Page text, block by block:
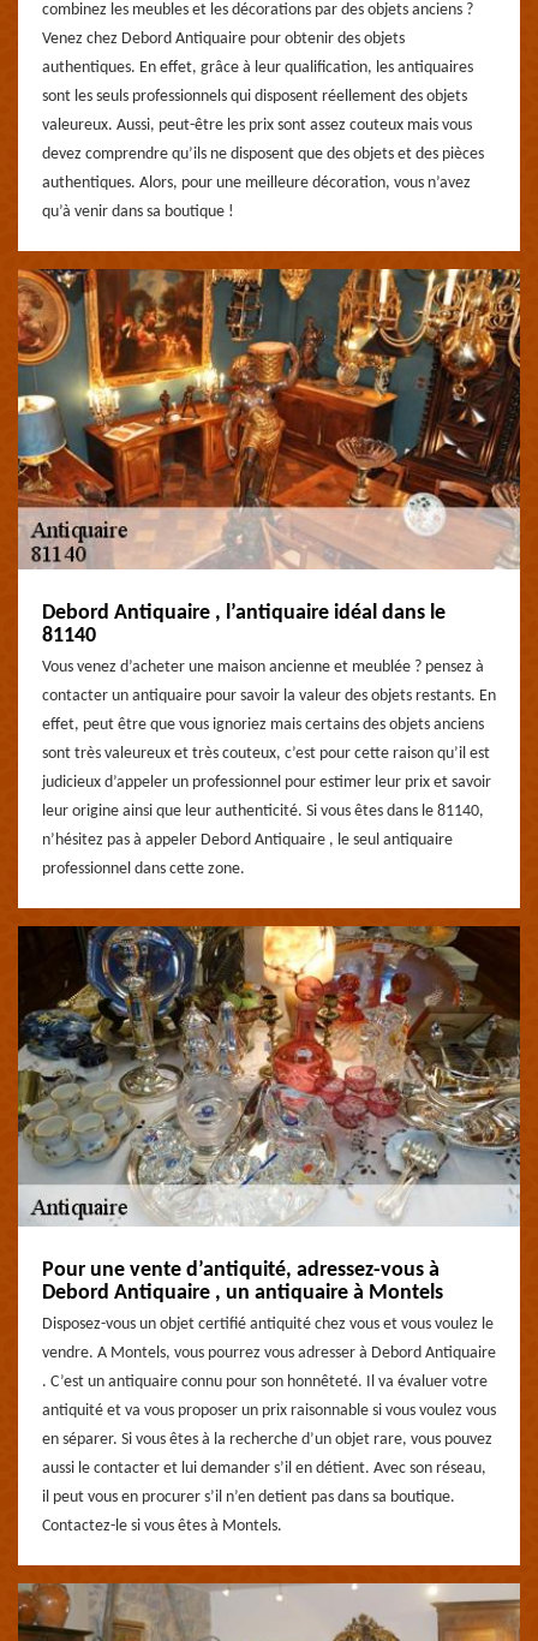
combinez les meubles et les décorations par des objets anciens ?
Venez chez Debord Antiquaire pour obtenir des objets
authentiques. En effet, grâce à leur qualification, les antiquaires
sont les seuls professionnels qui disposent réellement des objets
valeureux. Aussi, peut-être les prix sont assez couteux mais vous
devez comprendre qu’ils ne disposent que des objets et des pièces
authentiques. Alors, pour une meilleure décoration, vous n’avez
qu’à venir dans sa boutique !
Debord Antiquaire , l’antiquaire idéal dans le
81140
Vous venez d’acheter une maison ancienne et meublée ? pensez à
contacter un antiquaire pour savoir la valeur des objets restants. En
effet, peut être que vous ignoriez mais certains des objets anciens
sont très valeureux et très couteux, c’est pour cette raison qu’il est
judicieux d’appeler un professionnel pour estimer leur prix et savoir
leur origine ainsi que leur authenticité. Si vous êtes dans le 81140,
n’hésitez pas à appeler Debord Antiquaire , le seul antiquaire
professionnel dans cette zone.
Pour une vente d’antiquité, adressez-vous à
Debord Antiquaire , un antiquaire à Montels
Disposez-vous un objet certifié antiquité chez vous et vous voulez le
vendre. A Montels, vous pourrez vous adresser à Debord Antiquaire
. C’est un antiquaire connu pour son honnêteté. Il va évaluer votre
antiquité et va vous proposer un prix raisonnable si vous voulez vous
en séparer. Si vous êtes à la recherche d’un objet rare, vous pouvez
aussi le contacter et lui demander s’il en détient. Avec son réseau,
il peut vous en procurer s’il n’en detient pas dans sa boutique.
Contactez-le si vous êtes à Montels.